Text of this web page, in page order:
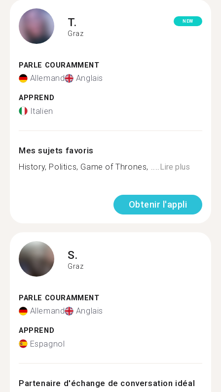
T.
Graz
NEW
PARLE COURAMMENT
Allemand Anglais
APPREND
Italien
Mes sujets favoris
History, Politics, Game of Thrones, .... Lire plus
Obtenir l'appli
S.
Graz
PARLE COURAMMENT
Allemand Anglais
APPREND
Espagnol
Partenaire d'échange de conversation idéal